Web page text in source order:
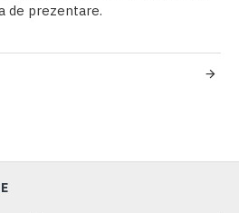
de prezentare.